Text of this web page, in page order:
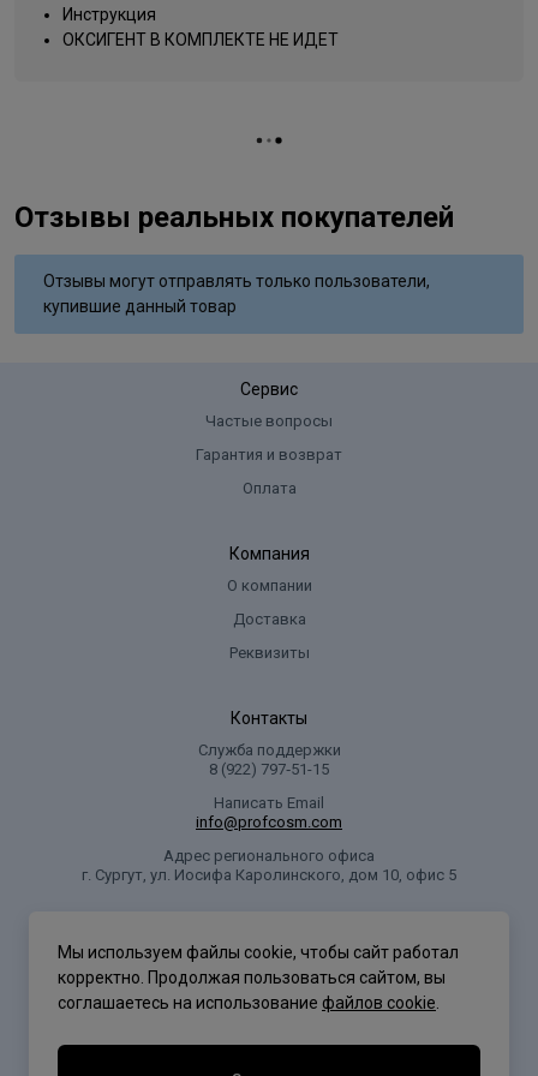
Salicylate, Moringa Pterygosperma Seed Extract, Citric Acid,
Titanium Dioxide
Название цвета
Инструкция
ОКСИГЕНТ В КОМПЛЕКТЕ НЕ ИДЕТ
Отзывы реальных покупателей
Отзывы могут отправлять только пользователи,
купившие данный товар
Сервис
Частые вопросы
Гарантия и возврат
Оплата
Компания
О компании
Доставка
Реквизиты
Контакты
Служба поддержки
8 (922) 797‑51-15
Написать Email
info@profcosm.com
Адрес регионального офиса
г. Сургут, ул. Иосифа Каролинского, дом 10, офис 5
Мы используем файлы cookie, чтобы сайт работал
корректно. Продолжая пользоваться сайтом, вы
соглашаетесь на использование файлов cookie